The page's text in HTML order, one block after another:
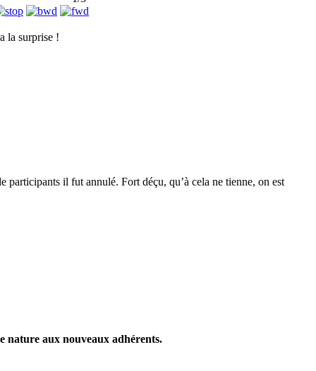
la surprise !
il fut annulé. Fort déçu, qu’à cela ne tienne, on est
nature aux nouveaux adhérents.